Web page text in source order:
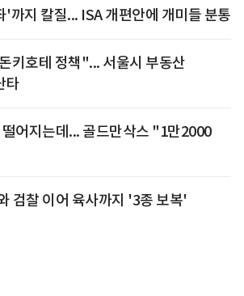
'까지 칼질... ISA 개편안에 개미들 분통
키호테 정책"... 서울시 부동산
타
어지는데... 골드만삭스 "1만2000
검찰 이어 육사까지 '3종 보복'